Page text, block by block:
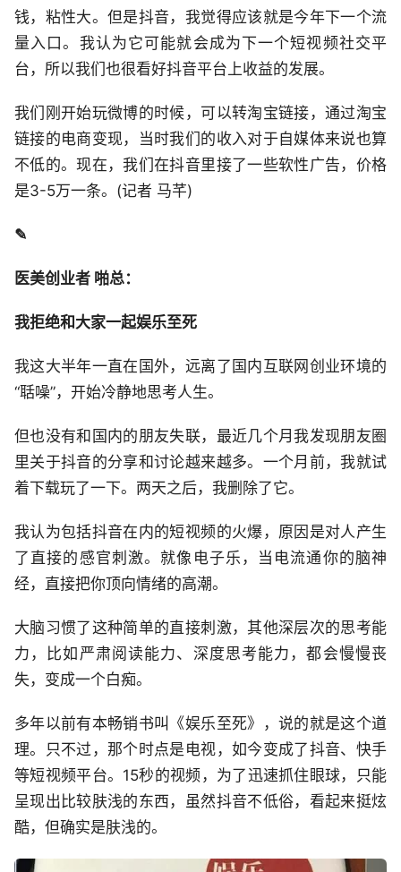
钱，粘性大。但是抖音，我觉得应该就是今年下一个流
量入口。我认为它可能就会成为下一个短视频社交平
台，所以我们也很看好抖音平台上收益的发展。
我们刚开始玩微博的时候，可以转淘宝链接，通过淘宝
链接的电商变现，当时我们的收入对于自媒体来说也算
不低的。现在，我们在抖音里接了一些软性广告，价格
是3-5万一条。(记者 马芊)
✎
医美创业者 啪总：
我拒绝和大家一起娱乐至死
我这大半年一直在国外，远离了国内互联网创业环境的
“聒噪”，开始冷静地思考人生。
但也没有和国内的朋友失联，最近几个月我发现朋友圈
里关于抖音的分享和讨论越来越多。一个月前，我就试
着下载玩了一下。两天之后，我删除了它。
我认为包括抖音在内的短视频的火爆，原因是对人产生
了直接的感官刺激。就像电子乐，当电流通你的脑神
经，直接把你顶向情绪的高潮。
大脑习惯了这种简单的直接刺激，其他深层次的思考能
力，比如严肃阅读能力、深度思考能力，都会慢慢丧
失，变成一个白痴。
多年以前有本畅销书叫《娱乐至死》，说的就是这个道
理。只不过，那个时点是电视，如今变成了抖音、快手
等短视频平台。15秒的视频，为了迅速抓住眼球，只能
呈现出比较肤浅的东西，虽然抖音不低俗，看起来挺炫
酷，但确实是肤浅的。